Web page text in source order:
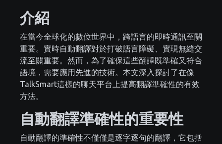
介紹
在當今全球化的數位世界中，跨語言的即時通訊至關
重要。實時自動翻譯對於打破語言障礙、實現無縫交
流至關重要。然而，為了確保這些翻譯既準確又符合
語境，需要應用先進的技術。本文深入探討了在像
TalkSmart這樣的聊天平台上提高翻譯準確性的有效
方法。
自動翻譯準確性的重要性
自動翻譯的準確性不僅僅是逐字逐句的翻譯，它包括